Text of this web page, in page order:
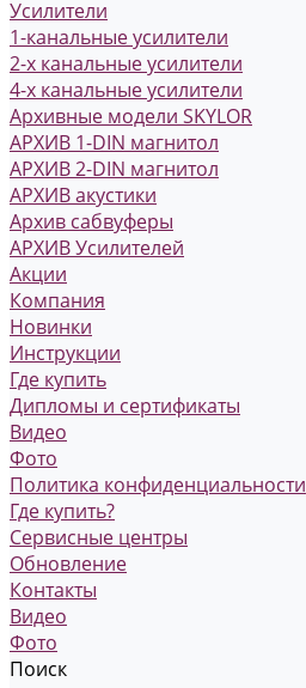
Усилители
1-канальные усилители
2-х канальные усилители
4-х канальные усилители
Архивные модели SKYLOR
АРХИВ 1-DIN магнитол
АРХИВ 2-DIN магнитол
АРХИВ акустики
Архив сабвуферы
АРХИВ Усилителей
Акции
Компания
Новинки
Инструкции
Где купить
Дипломы и сертификаты
Видео
Фото
Политика конфиденциальности
Где купить?
Сервисные центры
Обновление
Контакты
Видео
Фото
Поиск